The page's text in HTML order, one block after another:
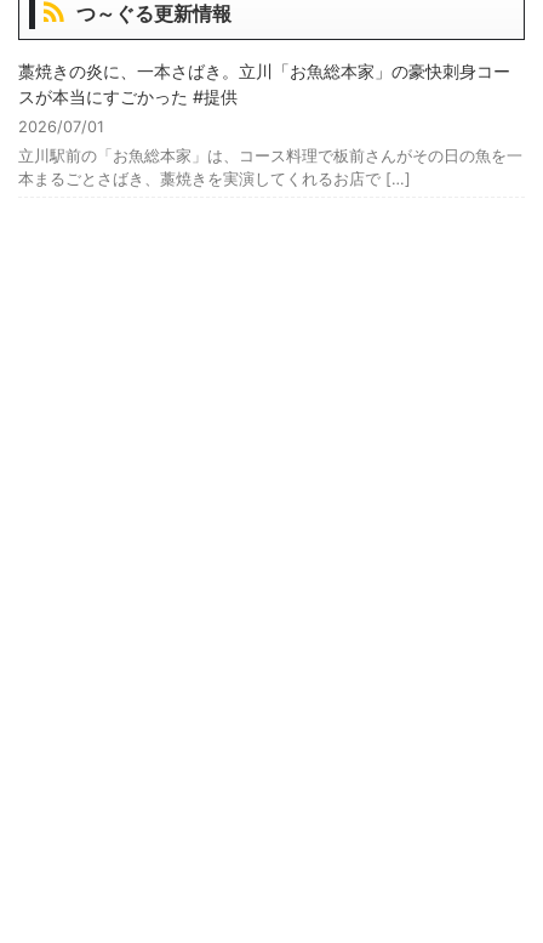
つ～ぐる更新情報
藁焼きの炎に、一本さばき。立川「お魚総本家」の豪快刺身コー
スが本当にすごかった #提供
2026/07/01
立川駅前の「お魚総本家」は、コース料理で板前さんがその日の魚を一
本まるごとさばき、藁焼きを実演してくれるお店で […]